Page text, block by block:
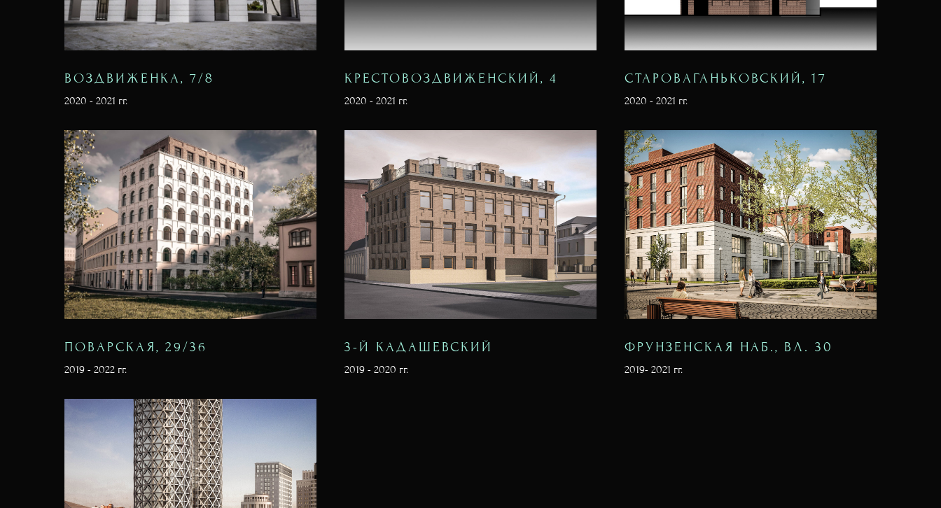
ВОЗДВИЖЕНКА, 7/8
2020 - 2021 гг.
КРЕСТОВОЗДВИЖЕНСКИЙ, 4
2020 - 2021 гг.
СТАРОВАГАНЬКОВСКИЙ, 17
2020 - 2021 гг.
ПОВАРСКАЯ, 29/36
2019 - 2022 гг.
3-Й КАДАШЕВСКИЙ
2019 - 2020 гг.
ФРУНЗЕНСКАЯ НАБ., ВЛ. 30
2019- 2021 гг.